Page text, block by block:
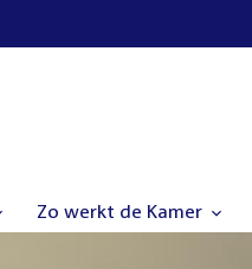
Zo werkt de Kamer